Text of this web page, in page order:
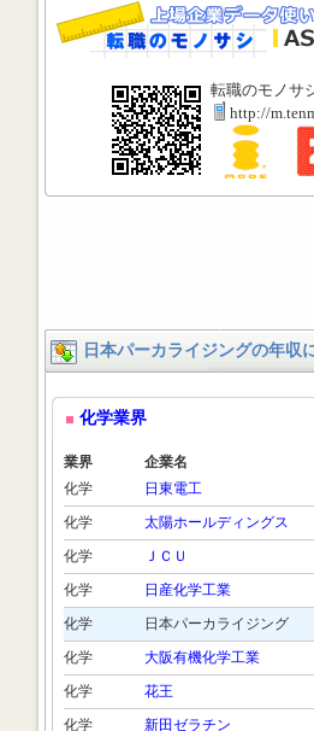
転職のモノサ
http://
日本パーカライジングの年収
化学業界
業界 企業名
化学
日東電工
化学
太陽ホールディングス
化学
ＪＣＵ
化学
日産化学工業
化学
日本パーカライジング
化学
大阪有機化学工業
化学
花王
化学
新田ゼラチン